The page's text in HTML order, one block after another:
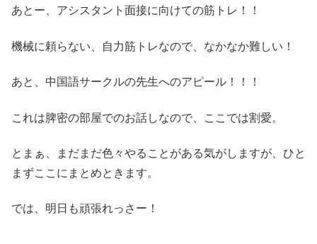
あとー、アシスタント面接に向けての筋トレ！！
機械に頼らない、自力筋トレなので、なかなか難しい！
あと、中国語サークルの先生へのアピール！！！
これは脾密の部屋でのお話しなので、ここでは割愛。
とまぁ、まだまだ色々やることがある気がしますが、ひと
まずここにまとめときます。
では、明日も頑張れっさー！